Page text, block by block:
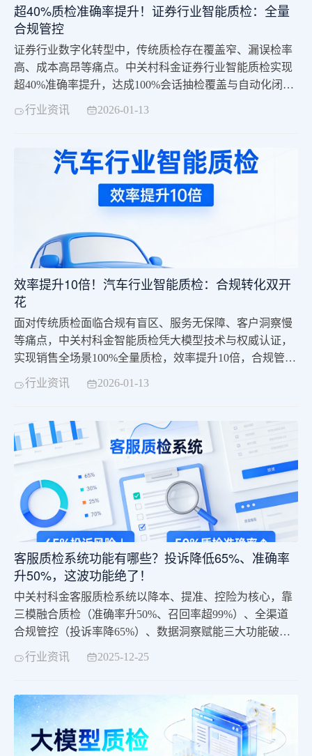
超40%质检准确率提升！证券行业智能质检：全量
合规管控
证券行业数字化转型中，传统质检存在覆盖窄、漏误检率
高、成本高昂等痛点。中关村科金证券行业智能质检实现
超40%准确率提升，达成100%会话抽检覆盖与自动化闭环
管控，以AI替代80%以上人工审核，经头部券商验证，助
行业资讯 2026-01-13
效率提升10倍！汽车行业智能质检：合规转化双开
花
面对传统质检面临合规有盲区、服务无保障、客户洞察慢
等痛点，中关村科金智能质检凭大模型技术与权威认证，
实现销售全场景100%全量质检，效率提升10倍，合规管控
提效300%，销售SOP执行度升70%，成为车企合规与增长
双向赋能的核心基建。
行业资讯 2026-01-13
客服质检系统功能有哪些？投诉降低65%、准确率
升50%，这波功能绝了！
中关村科金客服质检系统以降本、提准、控险为核心，靠
三模融合质检（准确率升50%、召回率超99%）、全渠道
合规管控（投诉率降65%）、数据洞察赋能三大功能破
局。依托自研大模型与行业经验，该系统获2000+企业选
行业资讯 2025-12-25